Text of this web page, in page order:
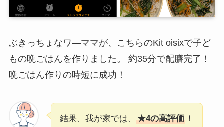
ぶきっちょなワ―ママが、こちらのKit oisixで子ど
もの晩ごはんを作りました。 約35分で配膳完了！
晩ごはん作りの時短に成功！
結果、我が家では、 ★4の高評価！